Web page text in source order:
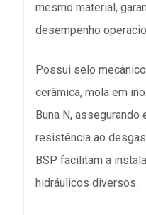
mesmo material,
desempenho
Possui selo
cerâmica, mola em
Buna N,
resistência ao
BSP facilitam a
hidráulicos diversos.